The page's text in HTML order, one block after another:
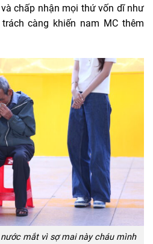
chấp nhận mọi thứ vốn dĩ như
càng khiến nam MC thêm
mắt vì sợ mai này cháu mình